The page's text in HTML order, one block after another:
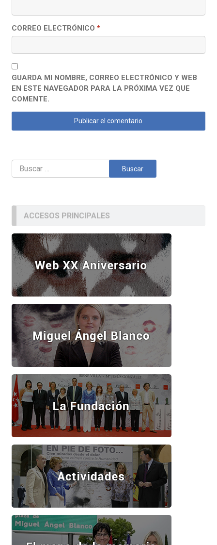
CORREO ELECTRÓNICO *
GUARDA MI NOMBRE, CORREO ELECTRÓNICO Y WEB
EN ESTE NAVEGADOR PARA LA PRÓXIMA VEZ QUE
COMENTE.
Buscar:
ACCESOS PRINCIPALES